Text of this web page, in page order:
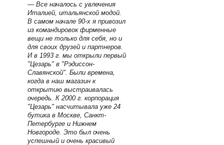
— Все началось с увлечения
Италией, итальянской модой.
В самом начале 90-х я привозил
из командировок фирменные
вещи не только для себя, но и
для своих друзей и партнеров.
И в 1993 г. мы открыли первый
"Цезарь" в "Рэдиссон-
Славянской". Были времена,
когда в наш магазин к
открытию выстраивалась
очередь. К 2000 г. корпорация
"Цезарь" насчитывала уже 24
бутика в Москве, Санкт-
Петербурге и Нижнем
Новгороде. Это был очень
успешный и очень красивый